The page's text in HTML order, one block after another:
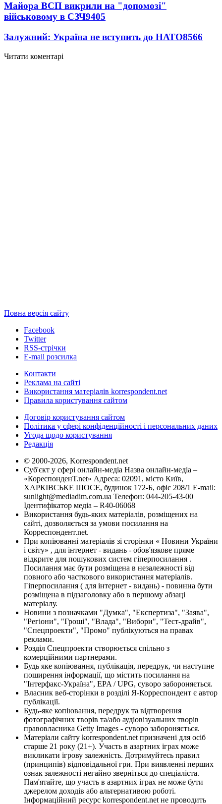
Майора ВСП викрили на "допомозі"
військовому в СЗЧ9405
Залужний: Україна не вступить до НАТО8566
Читати коментарі
Повна версія сайту
Facebook
Twitter
RSS-стрічки
E-mail розсилка
Контакти
Реклама на сайті
Використання матеріалів korrespondent.net
Правила користування сайтом
Договір користування сайтом
Політика у сфері конфіденційності і персональних даних
Угода щодо користування
Редакція
© 2000-2026, Korrespondent.net
Суб'єкт у сфері онлайн-медіа Назва онлайн-медіа –
«КореспонденТ.net» Адреса: 02091, місто Київ,
ХАРКІВСЬКЕ ШОСЕ, будинок 172-Б, офіс 208/1 E-mail:
sunlight@mediadim.com.ua Телефон: 044-205-43-00
Ідентифікатор медіа – R40-06068
Використання будь-яких матеріалів, розміщених на
сайті, дозволяється за умови посилання на
Корреспондент.net.
При копіюванні матеріалів зі сторінки « Новини України
і світу» , для інтернет - видань - обов'язкове пряме
відкрите для пошукових систем гіперпосилання .
Посилання має бути розміщена в незалежності від
повного або часткового використання матеріалів.
Гіперпосилання ( для інтернет - видань) - повинна бути
розміщена в підзаголовку або в першому абзаці
матеріалу.
Новини з позначками "Думка", "Експертиза", "Заява",
"Регіони", "Гроші", "Влада", "Вибори", "Тест-драйв",
"Спецпроекти", "Промо" публікуються на правах
реклами.
Розділ Спецпроекти створюється спільно з
комерційними партнерами.
Будь яке копіювання, публікація, передрук, чи наступне
поширення інформації, що містить посилання на
"Інтерфакс-Україна", EPA / UPG, суворо забороняється.
Власник веб-сторінки в розділі Я-Корреспондент є автор
публікації.
Будь-яке копіювання, передрук та відтворення
фотографічних творів та/або аудіовізуальних творів
правовласника Getty Images - суворо забороняється.
Матеріали сайту korrespondent.net призначені для осіб
старше 21 року (21+). Участь в азартних іграх може
викликати ігрову залежність. Дотримуйтесь правил
(принципів) відповідальної гри. При виявленні перших
ознак залежності негайно зверніться до спеціаліста.
Пам'ятайте, що участь в азартних іграх не може бути
джерелом доходів або альтернативою роботі.
Інформаційний ресурс korrespondent.net не проводить